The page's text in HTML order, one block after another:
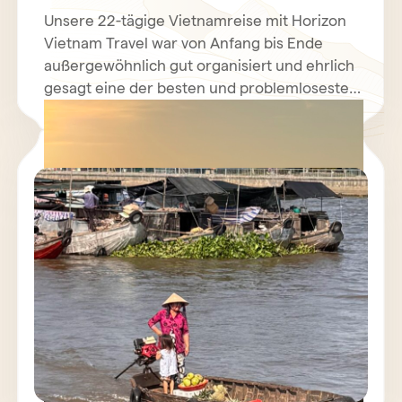
Unsere 22-tägige Vietnamreise mit Horizon
Vietnam Travel war von Anfang bis Ende
außergewöhnlich gut organisiert und ehrlich
gesagt eine der besten und problemlosesten
Delta (Can Tho) – Saigon – Phu Quoc. Jede
Station hatte ihren eigenen Charakter und
die Mischung aus Natur, Kultur,
authentischem Leben, Großstadt und
Entspannung war ideal. Besonders
beeindruckt hat uns, wie reibungslos alles
funktioniert hat: Transfers, Hotels,
Inlandsflüge, Guides, Fahrer – alles lief
perfekt und entspannt. Dadurch konnten wir
Vietnam wirklich genießen, statt uns mit